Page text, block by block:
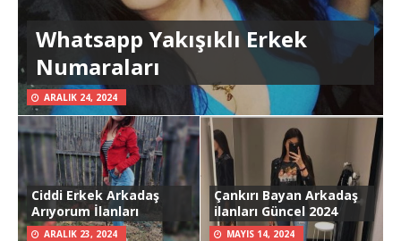
Whatsapp Yakışıklı Erkek
Numaraları
ARALIK 24, 2024
Ciddi Erkek Arkadaş
Arıyorum İlanları
ARALIK 23, 2024
Çankırı Bayan Arkadaş
ilanları Güncel 2024
MAYIS 14, 2024